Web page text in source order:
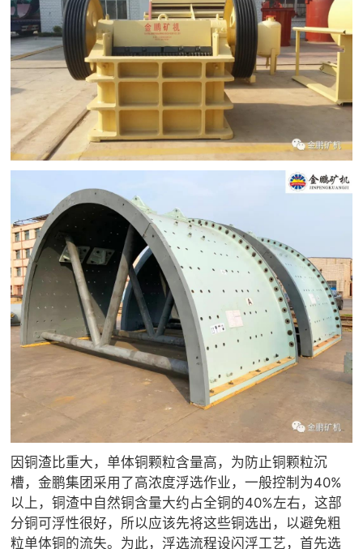
因铜渣比重大，单体铜颗粒含量高，为防止铜颗粒沉
槽，金鹏集团采用了高浓度浮选作业，一般控制为40%
以上，铜渣中自然铜含量大约占全铜的40%左右，这部
分铜可浮性很好，所以应该先将这些铜选出，以避免粗
粒单体铜的流失。为此，浮选流程设闪浮工艺，首先选